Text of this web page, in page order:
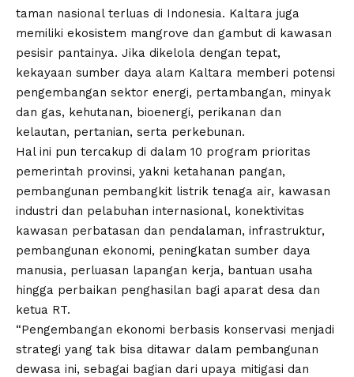
taman nasional terluas di Indonesia. Kaltara juga
memiliki ekosistem mangrove dan gambut di kawasan
pesisir pantainya. Jika dikelola dengan tepat,
kekayaan sumber daya alam Kaltara memberi potensi
pengembangan sektor energi, pertambangan, minyak
dan gas, kehutanan, bioenergi, perikanan dan
kelautan, pertanian, serta perkebunan.
Hal ini pun tercakup di dalam 10 program prioritas
pemerintah provinsi, yakni ketahanan pangan,
pembangunan pembangkit listrik tenaga air, kawasan
industri dan pelabuhan internasional, konektivitas
kawasan perbatasan dan pendalaman, infrastruktur,
pembangunan ekonomi, peningkatan sumber daya
manusia, perluasan lapangan kerja, bantuan usaha
hingga perbaikan penghasilan bagi aparat desa dan
ketua RT.
“Pengembangan ekonomi berbasis konservasi menjadi
strategi yang tak bisa ditawar dalam pembangunan
dewasa ini, sebagai bagian dari upaya mitigasi dan